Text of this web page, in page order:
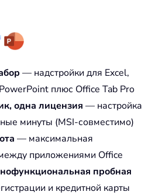
— надстройки для Excel,
плюс Office Tab Pro
одна лицензия — настройка
минуты (MSI-совместимо)
— максимальная
приложениями Office
пробная
и кредитной карты